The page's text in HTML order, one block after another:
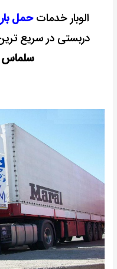
الوبار خدماتحمل
دربستی در سریع
سلماس